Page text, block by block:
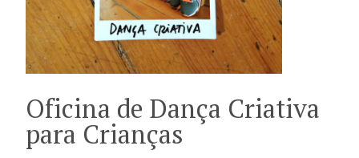
Oficina de Dança Criativa
para Crianças